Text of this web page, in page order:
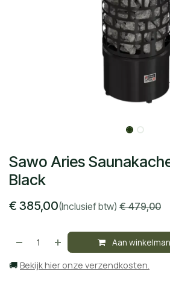
Sawo Aries
Black
€ 385,00(Inclusief btw) €479,00
Aan
🚚 Bekijk hier onze verzendkosten.